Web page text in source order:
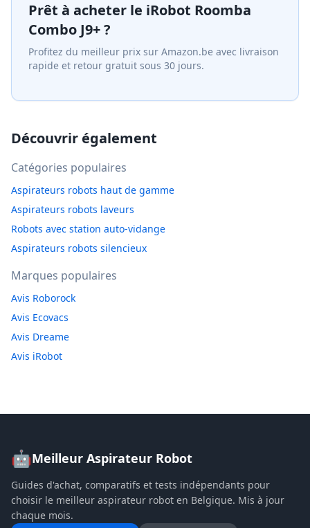
Prêt à acheter le iRobot Roomba
Combo J9+?
Profitez du meilleur prix sur Amazon.be avec livraison
rapide et retour gratuit sous 30 jours.
Découvrir également
Catégories populaires
Aspirateurs robots haut de gamme
Aspirateurs robots laveurs
Robots avec station auto-vidange
Aspirateurs robots silencieux
Marques populaires
Avis Roborock
Avis Ecovacs
Avis Dreame
Avis iRobot
🤖Meilleur Aspirateur Robot
Guides d'achat, comparatifs et tests indépendants pour
choisir le meilleur aspirateur robot en Belgique. Mis à jour
chaque mois.